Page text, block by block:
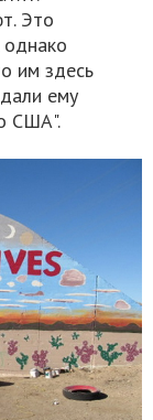
Это
однако
им здесь
ему
США".